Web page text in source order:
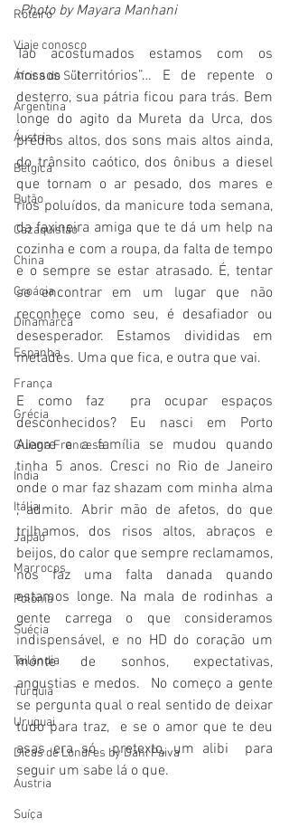
Roteiro
Viaje conosco
África do Sul
Argentina
Áustria
Bélgica
Butão
Cazaquistão
China
Croácia
Dinamarca
Espanha
França
Grécia
Guiana Francesa
Índia
Itália
Japão
Marrocos
Polônia
Suécia
Tailândia
Turquia
Uruguai
Dicas de Londres by Dani Paiva
Áustria
Suíça
Photo by Mayara Manhani
Tão acostumados estamos com os
nossos “territórios”… E de repente o
desterro, sua pátria ficou para trás. Bem
longe do agito da Mureta da Urca, dos
prédios altos, dos sons mais altos ainda,
do trânsito caótico, dos ônibus a diesel
que tornam o ar pesado, dos mares e
rios poluídos, da manicure toda semana,
da faxineira amiga que te dá um help na
cozinha e com a roupa, da falta de tempo
e o sempre se estar atrasado. É, tentar
se encontrar em um lugar que não
reconhece como seu, é desafiador ou
desesperador. Estamos divididas em
metades. Uma que fica, e outra que vai.
E como faz  pra ocupar espaços
desconhecidos? Eu nasci em Porto
Alegre e a família se mudou quando
tinha 5 anos. Cresci no Rio de Janeiro
onde o mar faz shazam com minha alma
, admito. Abrir mão de afetos, do que
trilhamos, dos risos altos, abraços e
beijos, do calor que sempre reclamamos,
nos faz uma falta danada quando
estamos longe. Na mala de rodinhas a
gente carrega o que consideramos
indispensável, e no HD do coração um
monte de sonhos, expectativas,
angustias e medos.  No começo a gente
se pergunta qual o real sentido de deixar
tudo para traz,  e se o amor que te deu
asas era só  pretexto, um alibi  para
seguir um sabe lá o que.